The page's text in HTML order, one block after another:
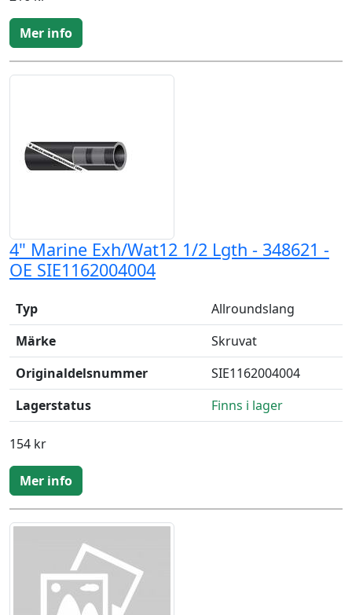
Mer info
4" Marine Exh/Wat12 1/2 Lgth - 348621 -
OE SIE1162004004
Typ
Allroundslang
Märke
Skruvat
Originaldelsnummer
SIE1162004004
Lagerstatus
Finns i lager
154 kr
Mer info